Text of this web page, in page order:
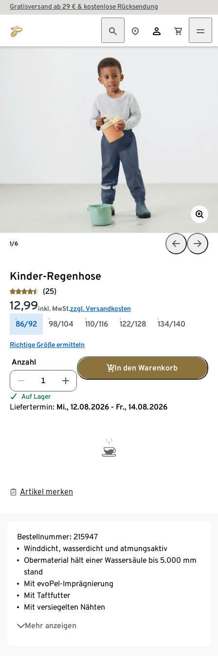
Gratisversand ab 29 € & kostenlose Rücksendung
Kinder-Regenhose
(25)
12,99inkl. MwSt.zzgl. Versandkosten
86/92 98/104 110/116 122/128 134/140
Richtige Größe ermitteln
Anzahl
In den Warenkorb
Auf Lager
Liefertermin: Mi., 12.08.2026 - Fr., 14.08.2026
Artikel merken
1/6
Bestellnummer: 215947
Winddicht, wasserdicht und atmungsaktiv
Obermaterial hält einer Wassersäule bis 5.000 mm
stand
Mit evoPel-Imprägnierung
Mit Taftfutter
Mit versiegelten Nähten
Mehr anzeigen
Weitenregulierbarer Bund
Mit dekorativen Reflektor-Elementen